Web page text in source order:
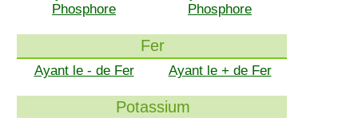
Phosphore
Phosphore
Fer
Ayant le - de Fer Ayant le + de Fer
Potassium